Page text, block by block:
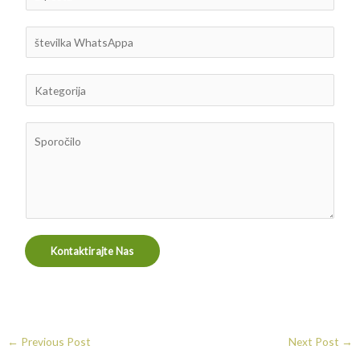
-
p
a
t
e
h
a
t
p
a
t
j
a
i
Kontaktirajte Nas
← Previous Post Next Post →